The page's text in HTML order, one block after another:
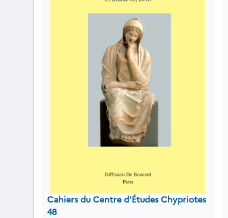
Cahiers du Centre d'Études Chypriotes
48